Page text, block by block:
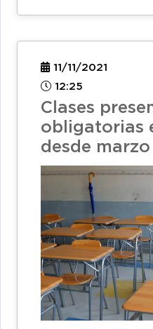
11/11/2021
12:25
Clases
obligatorias
desde